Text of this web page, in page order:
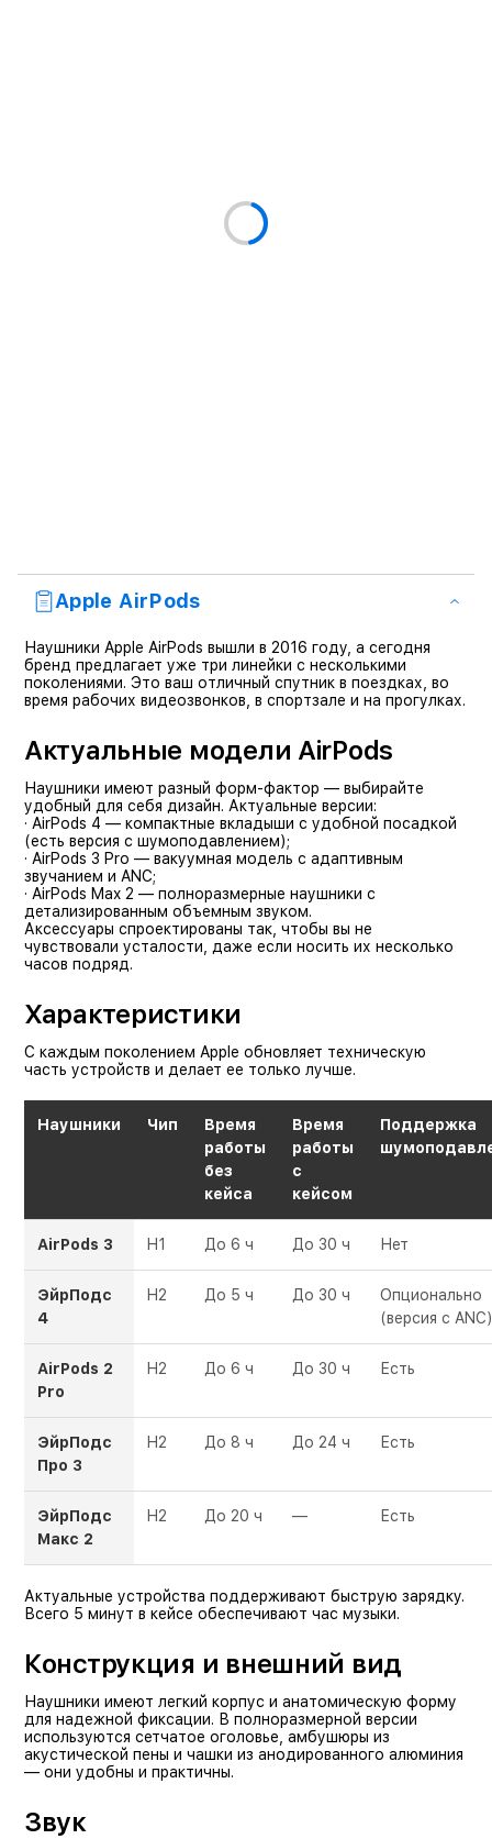
Apple AirPods
Наушники Apple AirPods вышли в 2016 году, а сегодня
бренд предлагает уже три линейки с несколькими
поколениями. Это ваш отличный спутник в поездках, во
время рабочих видеозвонков, в спортзале и на прогулках.
Актуальные модели AirPods
Наушники имеют разный форм-фактор — выбирайте
удобный для себя дизайн. Актуальные версии:
· AirPods 4 — компактные вкладыши с удобной посадкой
(есть версия с шумоподавлением);
· AirPods 3 Pro — вакуумная модель с адаптивным
звучанием и ANC;
· AirPods Max 2 — полноразмерные наушники с
детализированным объемным звуком.
Аксессуары спроектированы так, чтобы вы не
чувствовали усталости, даже если носить их несколько
часов подряд.
Характеристики
С каждым поколением Apple обновляет техническую
часть устройств и делает ее только лучше.
Наушники Чип
Время
работы
без
кейса
Время
работы
с
кейсом
Поддержка
AirPods 3 H1 До 6 ч До 30 ч Нет
ЭйрПодс
4
H2 До 5 ч До 30 ч
Опционально
(версия с ANC)
AirPods 2
Pro
H2 До 6 ч До 30 ч Есть
ЭйрПодс
Про 3
H2 До 8 ч До 24 ч Есть
ЭйрПодс
Макс 2
H2 До 20 ч — Есть
Актуальные устройства поддерживают быструю зарядку.
Всего 5 минут в кейсе обеспечивают час музыки.
Конструкция и внешний вид
Наушники имеют легкий корпус и анатомическую форму
для надежной фиксации. В полноразмерной версии
используются сетчатое оголовье, амбушюры из
акустической пены и чашки из анодированного алюминия
— они удобны и практичны.
Звук